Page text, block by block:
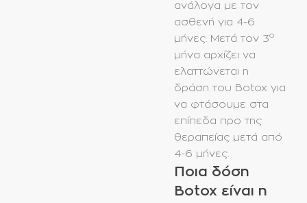
ανάλογα με τον
ασθενή για 4-6
μήνες. Μετά τον 3ο
μήνα αρχίζει να
ελαττώνεται η
δράση του Botox για
να φτάσουμε στα
επίπεδα προ της
θεραπείας μετά από
4-6 μήνες.
Ποια δόση
Botox είναι η